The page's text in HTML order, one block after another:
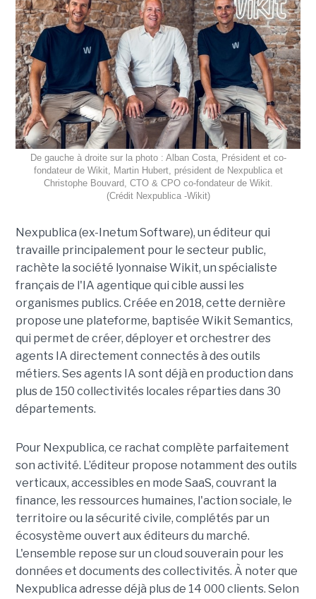
De gauche à droite sur la photo : Alban Costa, Président et co-
fondateur de Wikit, Martin Hubert, président de Nexpublica et
Christophe Bouvard, CTO & CPO co-fondateur de Wikit.
(Crédit Nexpublica -Wikit)
Nexpublica (ex-Inetum Software), un éditeur qui
travaille principalement pour le secteur public,
rachète la société lyonnaise Wikit, un spécialiste
français de l'IA agentique qui cible aussi les
organismes publics. Créée en 2018, cette dernière
propose une plateforme, baptisée Wikit Semantics,
qui permet de créer, déployer et orchestrer des
agents IA directement connectés à des outils
métiers. Ses agents IA sont déjà en production dans
plus de 150 collectivités locales réparties dans 30
départements.
Pour Nexpublica, ce rachat complète parfaitement
son activité. L’éditeur propose notamment des outils
verticaux, accessibles en mode SaaS, couvrant la
finance, les ressources humaines, l'action sociale, le
territoire ou la sécurité civile, complétés par un
écosystème ouvert aux éditeurs du marché.
L'ensemble repose sur un cloud souverain pour les
données et documents des collectivités. À noter que
Nexpublica adresse déjà plus de 14 000 clients. Selon